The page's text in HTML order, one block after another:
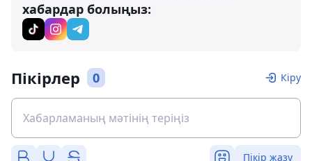
хабардар болыңыз:
Пікірлер 0 Кіру
Пікір жазу